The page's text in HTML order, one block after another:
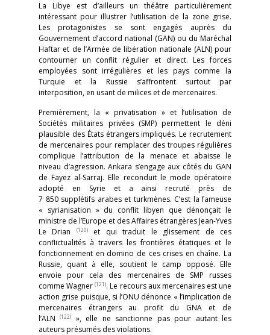
La Libye est d’ailleurs un théâtre particulièrement
intéressant pour illustrer l’utilisation de la zone grise.
Les protagonistes se sont engagés auprès du
Gouvernement d’accord national (GAN) ou du Maréchal
Haftar et de l’Armée de libération nationale (ALN) pour
contourner un conflit régulier et direct. Les forces
employées sont irrégulières et les pays comme la
Turquie et la Russie s’affrontent surtout par
interposition, en usant de milices et de mercenaires.
Premièrement, la « privatisation » et l’utilisation de
Sociétés militaires privées (SMP) permettent le déni
plausible des États étrangers impliqués. Le recrutement
de mercenaires pour remplacer des troupes régulières
complique l’attribution de la menace et abaisse le
niveau d’agression. Ankara s’engage aux côtés du GAN
de Fayez al-Sarraj. Elle reconduit le mode opératoire
adopté en Syrie et a ainsi recruté près de
7 850 supplétifs arabes et turkmènes. C’est la fameuse
« syrianisation » du conflit libyen que dénonçait le
ministre de l’Europe et des Affaires étrangères Jean-Yves
Le Drian
(120)et qui traduit le glissement de ces
conflictualités à travers les frontières étatiques et le
fonctionnement en domino de ces crises en chaîne. La
Russie, quant à elle, soutient le camp opposé. Elle
envoie pour cela des mercenaires de SMP russes
comme Wagner(121). Le recours aux mercenaires est une
action grise puisque, si l’ONU dénonce « l’implication de
mercenaires étrangers au profit du GNA et de
l’ALN(122)
», elle ne sanctionne pas pour autant les
auteurs présumés des violations.